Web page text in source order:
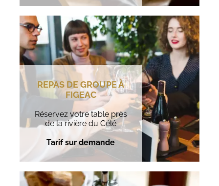
REPAS DE GROUPE À
FIGEAC
Réservez votre table près
de la rivière du Célé
Tarif sur demande